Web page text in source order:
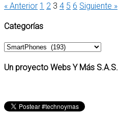
« Anterior 1 2 3 4 5 6 Siguiente »
Categorías
Categorías
Un proyecto Webs Y Más S.A.S.